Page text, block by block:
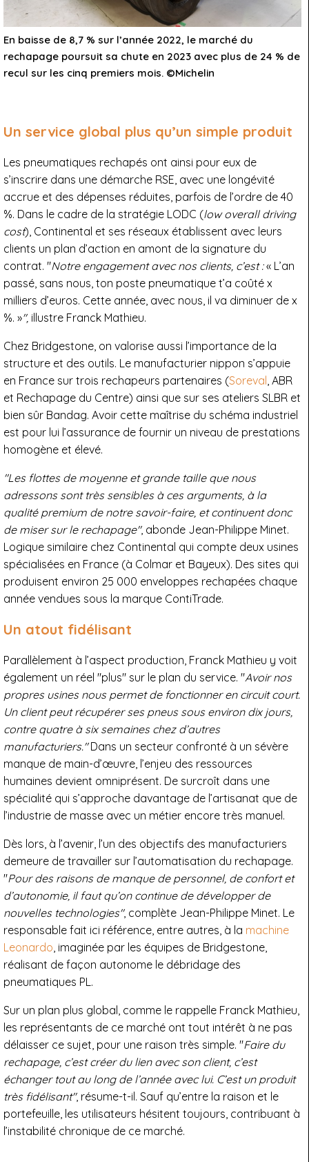
En baisse de 8,7 % sur l’année 2022, le marché du
rechapage poursuit sa chute en 2023 avec plus de 24 % de
recul sur les cinq premiers mois. ©Michelin
Un service global plus qu’un simple produit
Les pneumatiques rechapés ont ainsi pour eux de
s’inscrire dans une démarche RSE, avec une longévité
accrue et des dépenses réduites, parfois de l’ordre de 40
%. Dans le cadre de la stratégie LODC (low overall driving
cost), Continental et ses réseaux établissent avec leurs
clients un plan d’action en amont de la signature du
contrat. "Notre engagement avec nos clients, c’est :« L’an
passé, sans nous, ton poste pneumatique t’a coûté x
milliers d’euros. Cette année, avec nous, il va diminuer de x
%. »", illustre Franck Mathieu.
Chez Bridgestone, on valorise aussi l’importance de la
structure et des outils. Le manufacturier nippon s’appuie
en France sur trois rechapeurs partenaires (Soreval, ABR
et Rechapage du Centre) ainsi que sur ses ateliers SLBR et
bien sûr Bandag. Avoir cette maîtrise du schéma industriel
est pour lui l’assurance de fournir un niveau de prestations
homogène et élevé.
"Les flottes de moyenne et grande taille que nous
adressons sont très sensibles à ces arguments, à la
qualité premium de notre savoir-faire, et continuent donc
de miser sur le rechapage", abonde Jean-Philippe Minet.
Logique similaire chez Continental qui compte deux usines
spécialisées en France (à Colmar et Bayeux). Des sites qui
produisent environ 25 000 enveloppes rechapées chaque
année vendues sous la marque ContiTrade.
Un atout fidélisant
Parallèlement à l’aspect production, Franck Mathieu y voit
également un réel "plus" sur le plan du service. "Avoir nos
propres usines nous permet de fonctionner en circuit court.
Un client peut récupérer ses pneus sous environ dix jours,
contre quatre à six semaines chez d’autres
manufacturiers."Dans un secteur confronté à un sévère
manque de main-d’œuvre, l’enjeu des ressources
humaines devient omniprésent. De surcroît dans une
spécialité qui s’approche davantage de l’artisanat que de
l’industrie de masse avec un métier encore très manuel.
Dès lors, à l’avenir, l’un des objectifs des manufacturiers
demeure de travailler sur l’automatisation du rechapage.
"Pour des raisons de manque de personnel, de confort et
d’autonomie, il faut qu’on continue de développer de
nouvelles technologies", complète Jean-Philippe Minet. Le
responsable fait ici référence, entre autres, à la machine
Leonardo, imaginée par les équipes de Bridgestone,
réalisant de façon autonome le débridage des
pneumatiques PL.
Sur un plan plus global, comme le rappelle Franck Mathieu,
les représentants de ce marché ont tout intérêt à ne pas
délaisser ce sujet, pour une raison très simple. "Faire du
rechapage, c’est créer du lien avec son client, c’est
échanger tout au long de l’année avec lui. C’est un produit
très fidélisant", résume-t-il. Sauf qu’entre la raison et le
portefeuille, les utilisateurs hésitent toujours, contribuant à
l’instabilité chronique de ce marché.